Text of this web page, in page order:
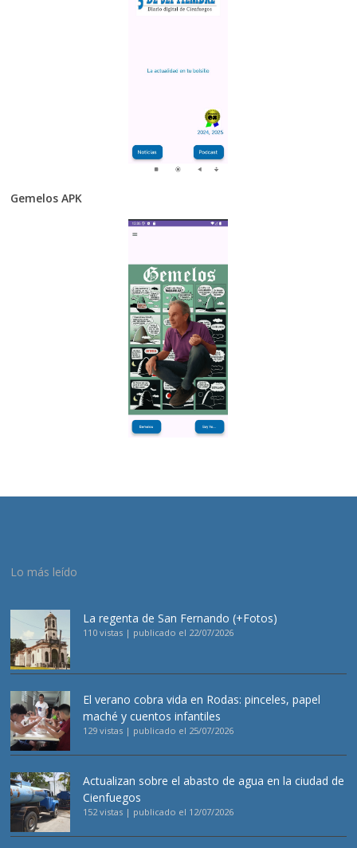
Gemelos APK
Lo más leído
La regenta de San Fernando (+Fotos)
110 vistas | publicado el 22/07/2026
El verano cobra vida en Rodas: pinceles, papel
maché y cuentos infantiles
129 vistas | publicado el 25/07/2026
Actualizan sobre el abasto de agua en la ciudad de
Cienfuegos
152 vistas | publicado el 12/07/2026